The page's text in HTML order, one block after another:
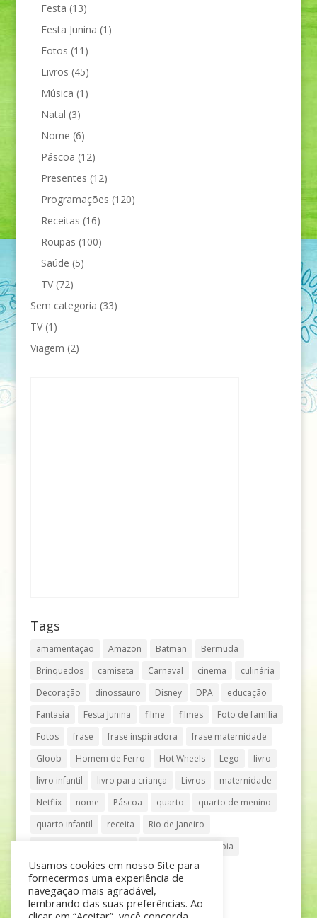
Festa (13)
Festa Junina (1)
Fotos (11)
Livros (45)
Música (1)
Natal (3)
Nome (6)
Páscoa (12)
Presentes (12)
Programações (120)
Receitas (16)
Roupas (100)
Saúde (5)
TV(72)
Sem categoria (33)
TV(1)
Viagem (2)
Tags
amamentação Amazon Batman
Bermuda
Brinquedos
camiseta Carnaval cinema
culinária
Decoração
dinossauro Disney DPA
educação
Fantasia
Festa Junina filme filmes
Foto de família
Fotos
frase frase inspiradora
frase maternidade
Gloob
Homem de Ferro Hot Wheels Lego
livro
livro infantil
livro para criança Livros
maternidade
Netflix
nome Páscoa quarto
quarto de menino
quarto infantil
receita
Rio de Janeiro
Shopping Vila Olímpia
São Paulo
teatro tênis
Usamos cookies em nosso Site para
fornecermos uma experiência de
navegação mais agradável,
lembrando das suas preferências. Ao